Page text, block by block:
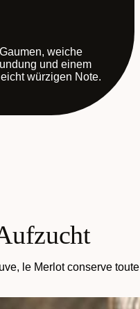
weiche
und einem
würzigen Note.
le Merlot conserve